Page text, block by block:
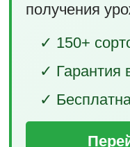
получения
✓ 150+
✓ Гарантия
✓